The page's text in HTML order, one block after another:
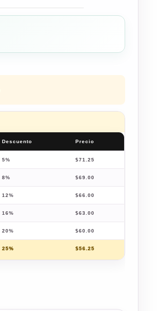
Descuento Precio
5% $71.25
8% $69.00
12% $66.00
16% $63.00
20% $60.00
25% $56.25